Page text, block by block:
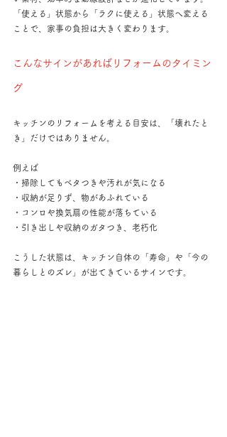
「使える」状態から「ラクに使える」状態へ変える
ことで、家事の負担は大きく変わります。
こんなサインがあればリフォームのタイミン
グ
キッチンのリフォームを考える目安は、「壊れたと
き」だけではありません。
例えば
・掃除してもベタつきや汚れが気になる
・収納が足りず、物があふれている
・コンロや換気扇の性能が落ちている
・引き出しや収納のガタつき、老朽化
こうした状態は、キッチン自体の「寿命」や「今の
暮らしとのズレ」が出てきているサインです。